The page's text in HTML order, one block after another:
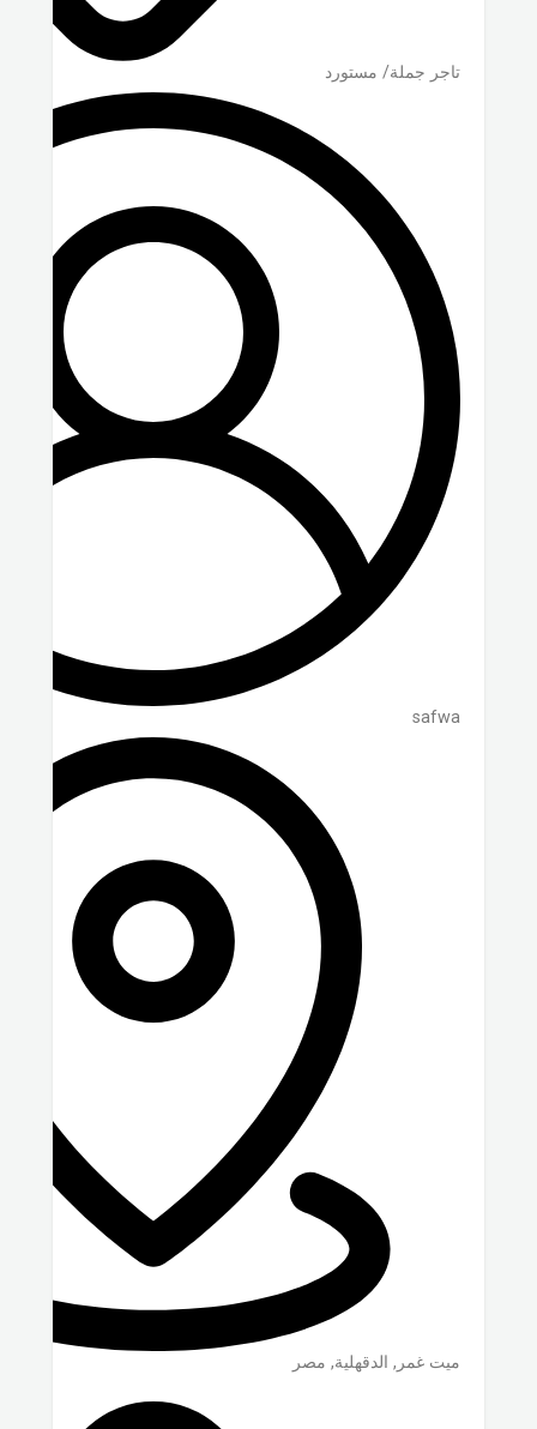
تاجر جملة/ مستورد
safwa
ميت غمر , الدقهلية, مصر